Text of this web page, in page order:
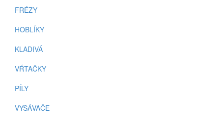
FRÉZY
HOBLÍKY
KLADIVÁ
VŔTAČKY
PÍLY
VYSÁVAČE